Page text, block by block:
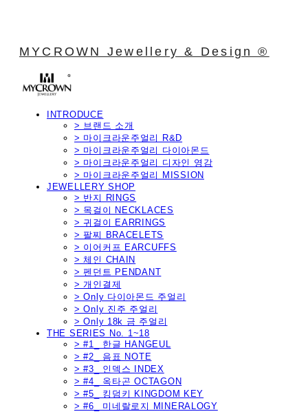
MYCROWN Jewellery & Design ®
INTRODUCE
> 브랜드 소개
> 마이크라운주얼리 R&D
> 마이크라운주얼리 다이아몬드
> 마이크라운주얼리 디자인 영감
> 마이크라운주얼리 MISSION
JEWELLERY SHOP
> 반지 RINGS
> 목걸이 NECKLACES
> 귀걸이 EARRINGS
> 팔찌 BRACELETS
> 이어커프 EARCUFFS
> 체인 CHAIN
> 펜던트 PENDANT
> 개인결제
> Only 다이아몬드 주얼리
> Only 진주 주얼리
> Only 18k 금 주얼리
THE SERIES No. 1~18
> #1_ 한글 HANGEUL
> #2_ 음표 NOTE
> #3_ 인덱스 INDEX
> #4_ 옥타곤 OCTAGON
> #5_ 킹덤키 KINGDOM KEY
> #6_ 미네랄로지 MINERALOGY